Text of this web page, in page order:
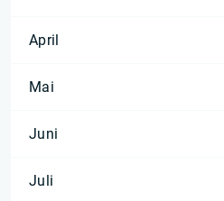
April
Mai
Juni
Juli